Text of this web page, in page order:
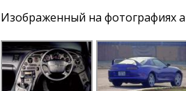
Изображенный на фотографиях